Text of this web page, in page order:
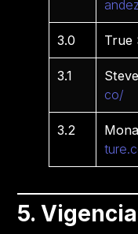
3.0 True
3.1
co/
3.2
5. Vigencia